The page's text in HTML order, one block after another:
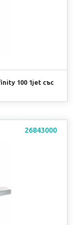
100 1jet със
26843000